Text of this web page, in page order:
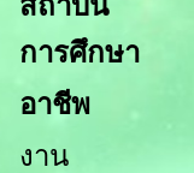
การศึกษา
อาชีพ
งาน